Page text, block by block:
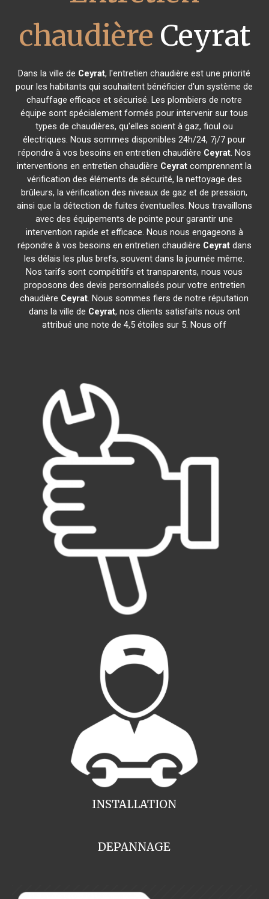
chaudière Ceyrat
Dans la ville de Ceyrat, l'entretien chaudière est une priorité
pour les habitants qui souhaitent bénéficier d'un système de
chauffage efficace et sécurisé. Les plombiers de notre
équipe sont spécialement formés pour intervenir sur tous
types de chaudières, qu'elles soient à gaz, fioul ou
électriques. Nous sommes disponibles 24h/24, 7j/7 pour
répondre à vos besoins en entretien chaudière Ceyrat. Nos
interventions en entretien chaudière Ceyrat comprennent la
vérification des éléments de sécurité, la nettoyage des
brûleurs, la vérification des niveaux de gaz et de pression,
ainsi que la détection de fuites éventuelles. Nous travaillons
avec des équipements de pointe pour garantir une
intervention rapide et efficace. Nous nous engageons à
répondre à vos besoins en entretien chaudière Ceyratdans
les délais les plus brefs, souvent dans la journée même.
Nos tarifs sont compétitifs et transparents, nous vous
proposons des devis personnalisés pour votre entretien
chaudière Ceyrat. Nous sommes fiers de notre réputation
dans la ville de Ceyrat, nos clients satisfaits nous ont
attribué une note de 4,5 étoiles sur 5. Nous off
INSTALLATION
DEPANNAGE